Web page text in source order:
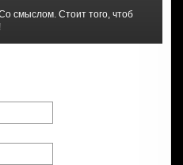
смыслом. Стоит того, чтоб